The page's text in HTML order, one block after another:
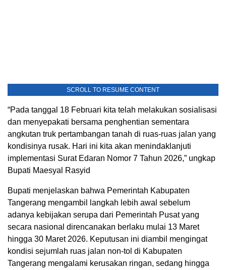
SCROLL TO RESUME CONTENT
“Pada tanggal 18 Februari kita telah melakukan sosialisasi
dan menyepakati bersama penghentian sementara
angkutan truk pertambangan tanah di ruas-ruas jalan yang
kondisinya rusak. Hari ini kita akan menindaklanjuti
implementasi Surat Edaran Nomor 7 Tahun 2026,” ungkap
Bupati Maesyal Rasyid
Bupati menjelaskan bahwa Pemerintah Kabupaten
Tangerang mengambil langkah lebih awal sebelum
adanya kebijakan serupa dari Pemerintah Pusat yang
secara nasional direncanakan berlaku mulai 13 Maret
hingga 30 Maret 2026. Keputusan ini diambil mengingat
kondisi sejumlah ruas jalan non-tol di Kabupaten
Tangerang mengalami kerusakan ringan, sedang hingga